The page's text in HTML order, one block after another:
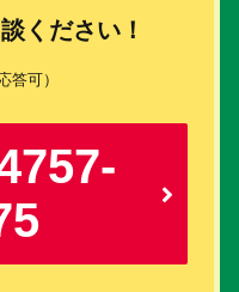
ください！
答可）